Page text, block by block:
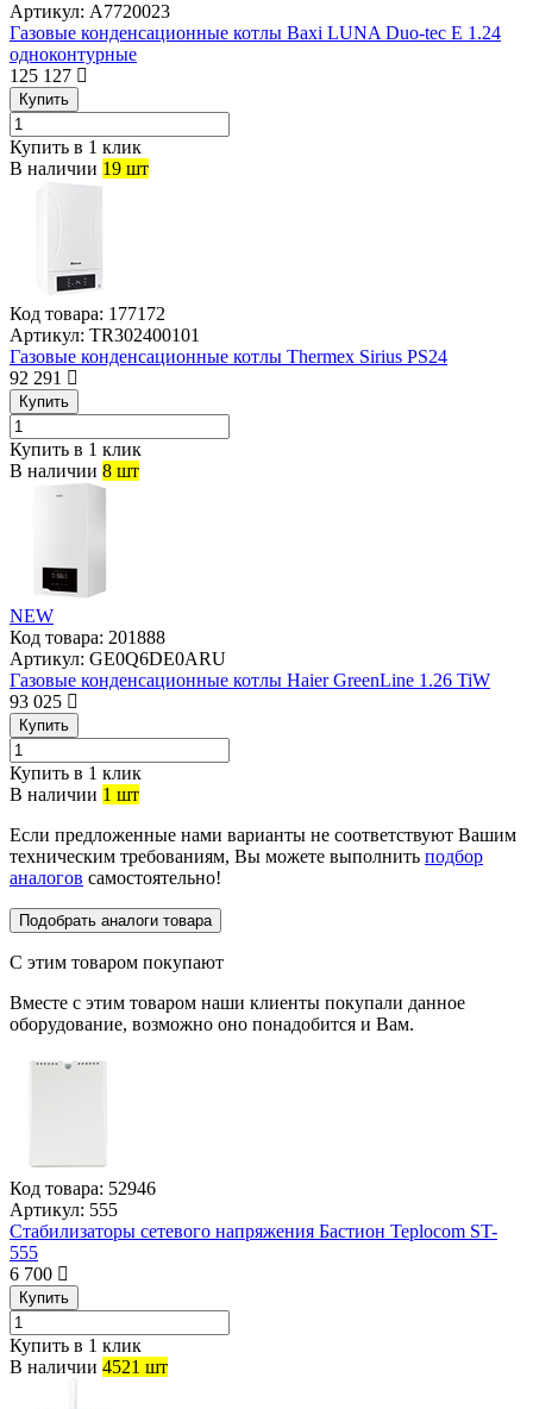
Артикул: A7720023
Газовые конденсационные котлы Baxi LUNA Duo-tec E 1.24
одноконтурные
125 127
Купить
Купить в 1 клик
В наличии 19 шт
Код товара: 177172
Артикул: TR302400101
Газовые конденсационные котлы Thermex Sirius PS24
92 291
Купить
Купить в 1 клик
В наличии 8 шт
NEW
Код товара: 201888
Артикул: GE0Q6DE0ARU
Газовые конденсационные котлы Haier GreenLine 1.26 TiW
93 025
Купить
Купить в 1 клик
В наличии 1 шт
Если предложенные нами варианты не соответствуют Вашим
техническим требованиям, Вы можете выполнить подбор
аналогов самостоятельно!
Подобрать аналоги товара
С этим товаром покупают
Вместе с этим товаром наши клиенты покупали данное
оборудование, возможно оно понадобится и Вам.
Код товара: 52946
Артикул: 555
Стабилизаторы сетевого напряжения Бастион Teplocom ST-
555
6 700
Купить
Купить в 1 клик
В наличии 4521 шт